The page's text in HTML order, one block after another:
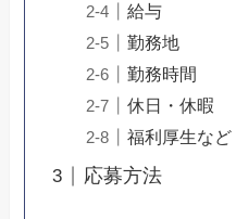
給与
勤務地
勤務時間
休日・休暇
福利厚生など
応募方法